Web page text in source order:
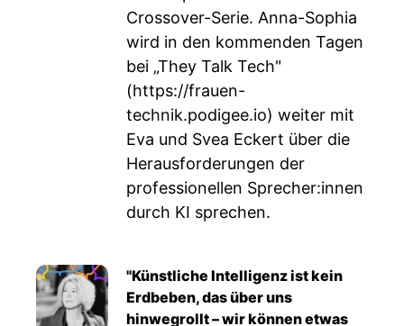
Crossover-Serie. Anna-Sophia
wird in den kommenden Tagen
bei „They Talk Tech"
(https://frauen-
technik.podigee.io) weiter mit
Eva und Svea Eckert über die
Herausforderungen der
professionellen Sprecher:innen
durch KI sprechen.
"Künstliche Intelligenz ist kein
Erdbeben, das über uns
hinwegrollt – wir können etwas